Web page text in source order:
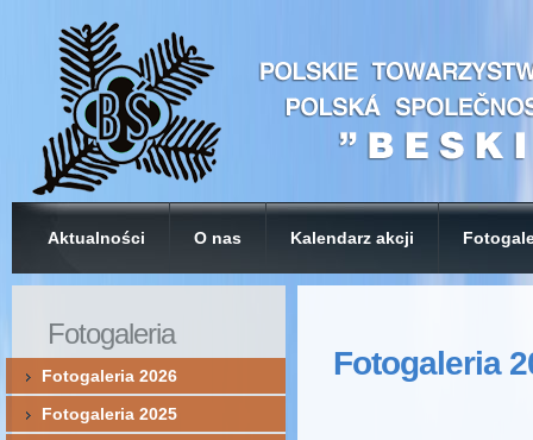
Aktualności O nas Kalendarz akcji
Fotogaleria
Fotogaleria
Fotogaleria 2026
Fotogaleria 2025